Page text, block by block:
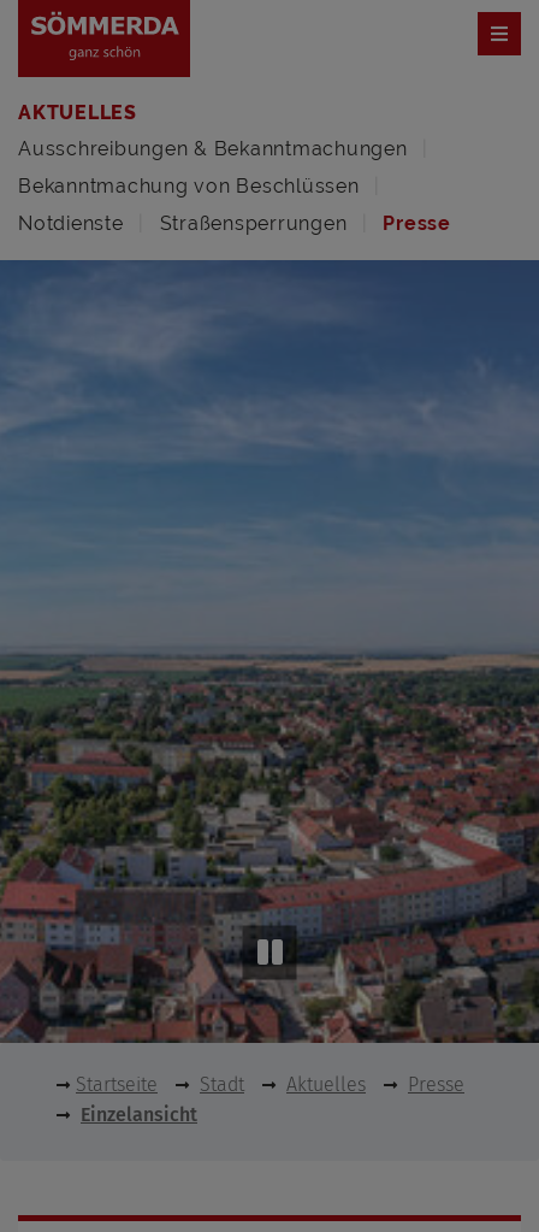
AKTUELLES
Ausschreibungen & Bekanntmachungen
Bekanntmachung von Beschlüssen
Notdienste
Straßensperrungen Presse
Startseite Stadt Aktuelles
Presse
Einzelansicht